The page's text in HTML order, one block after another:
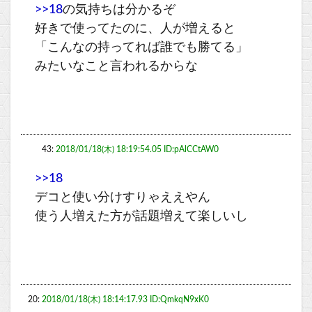
>>18の気持ちは分かるぞ
好きで使ってたのに、人が増えると
「こんなの持ってれば誰でも勝てる」
みたいなこと言われるからな
43: 2018/01/18(木) 18:19:54.05 ID:pAlCCtAW0
>>18
デコと使い分けすりゃええやん
使う人増えた方が話題増えて楽しいし
20: 2018/01/18(木) 18:14:17.93 ID:QmkqN9xK0